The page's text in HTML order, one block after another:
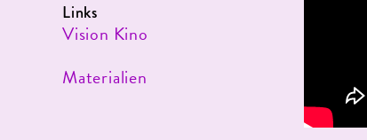
Links
Vision Kino
Materialien